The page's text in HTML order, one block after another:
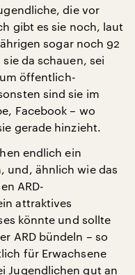
die vor
gibt es sie noch, laut
sogar noch 92
da schauen, sei
öffentlich-
sind sie im
Facebook – wo
gerade hinzieht.
endlich ein
und, ähnlich wie das
ARD-
attraktives
könnte und sollte
ARD bündeln – so
für Erwachsene
Jugendlichen gut an